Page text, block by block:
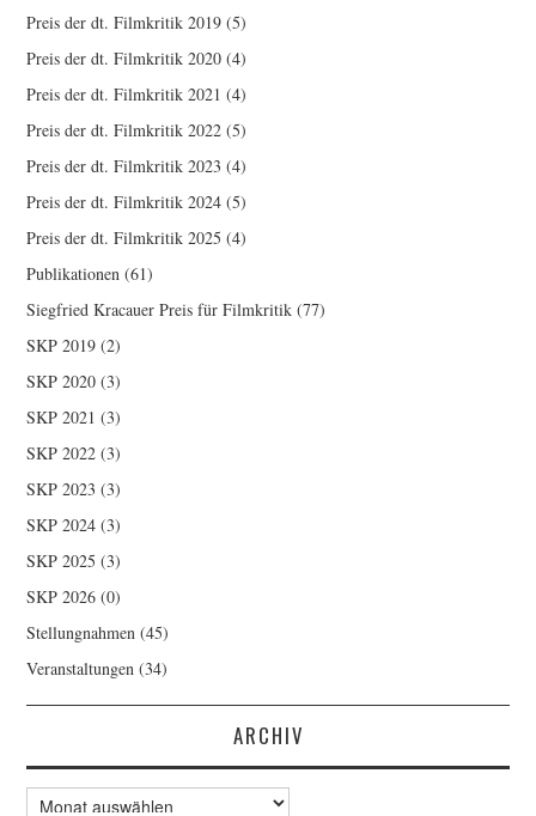
Preis der dt. Filmkritik 2019 (5)
Preis der dt. Filmkritik 2020 (4)
Preis der dt. Filmkritik 2021 (4)
Preis der dt. Filmkritik 2022 (5)
Preis der dt. Filmkritik 2023 (4)
Preis der dt. Filmkritik 2024 (5)
Preis der dt. Filmkritik 2025 (4)
Publikationen (61)
Siegfried Kracauer Preis für Filmkritik (77)
SKP 2019 (2)
SKP 2020 (3)
SKP 2021 (3)
SKP 2022 (3)
SKP 2023 (3)
SKP 2024 (3)
SKP 2025 (3)
SKP 2026 (0)
Stellungnahmen (45)
Veranstaltungen (34)
ARCHIV
Archiv